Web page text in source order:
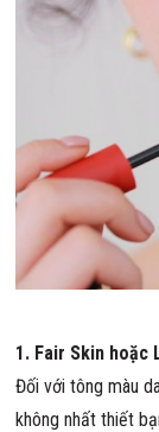
1. Fair Skin hoặc
Đối với tông màu
không nhất thiết